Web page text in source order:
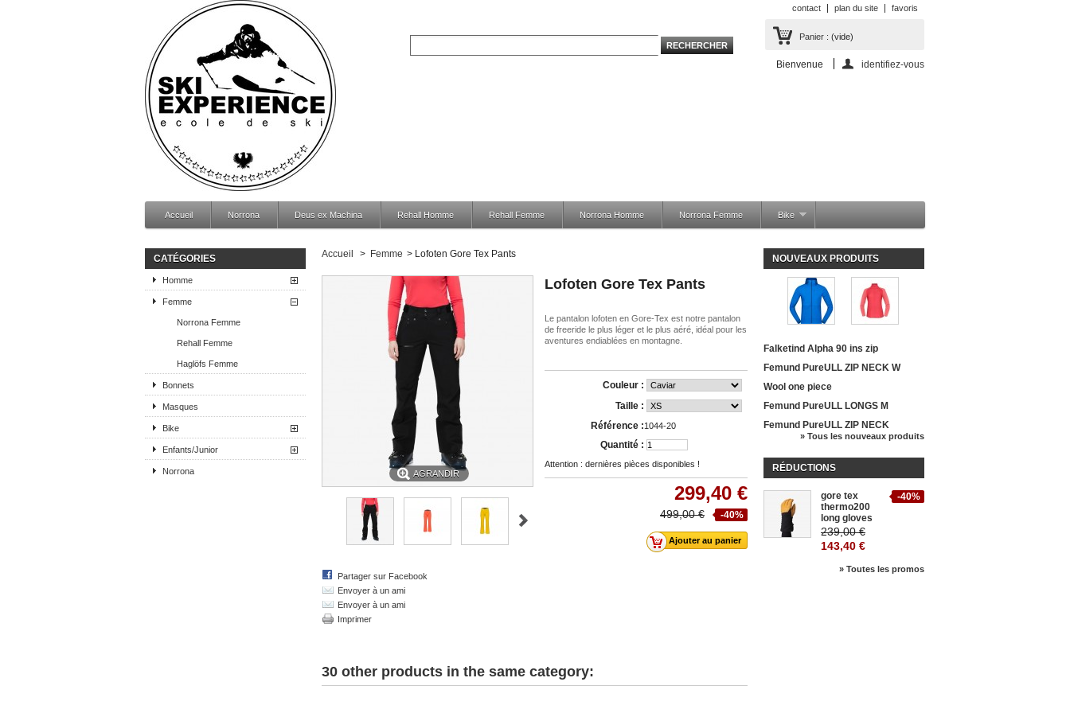
contact plan du site favoris
Panier : (vide)
Bienvenue identifiez-vous
Accueil Norrona Deus ex Machina Rehall Homme Rehall Femme Norrona Homme Norrona Femme Bike
CATÉGORIES
Homme
Femme
Norrona Femme
Rehall Femme
Haglöfs Femme
Bonnets
Masques
Bike
Enfants/Junior
Norrona
Accueil > Femme > Lofoten Gore Tex Pants
AGRANDIR
Partager sur Facebook
Envoyer à un ami
Envoyer à un ami
Imprimer
Lofoten Gore Tex Pants
Le pantalon lofoten en Gore-Tex est notre pantalon
de freeride le plus léger et le plus aéré, idéal pour les
aventures endiablées en montagne.
Couleur :
Taille :
Référence :1044-20
Quantité :
Attention : dernières pièces disponibles !
299,40 €
-40%
499,00 €
30 other products in the same category:
NOUVEAUX PRODUITS
Falketind Alpha 90 ins zip
Femund PureULL ZIP NECK W
Wool one piece
Femund PureULL LONGS M
Femund PureULL ZIP NECK
» Tous les nouveaux produits
RÉDUCTIONS
-40%
gore tex
thermo200
long gloves
239,00 €
143,40 €
» Toutes les promos